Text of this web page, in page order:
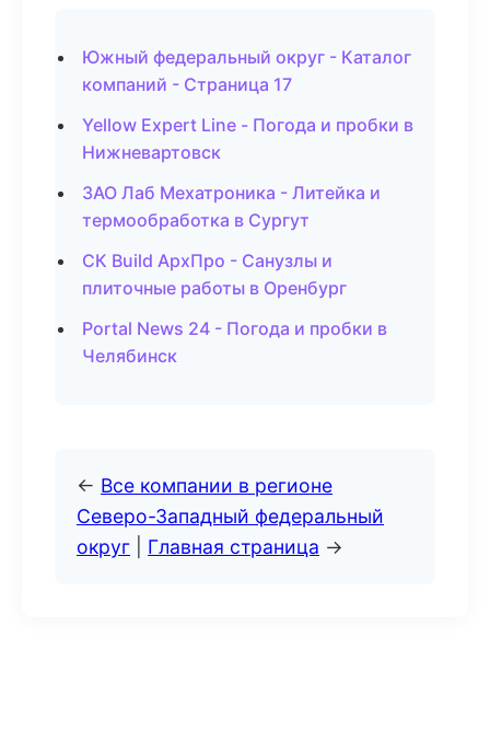
Южный федеральный округ - Каталог
компаний - Страница 17
Yellow Expert Line - Погода и пробки в
Нижневартовск
ЗАО Лаб Мехатроника - Литейка и
термообработка в Сургут
СК Build АрхПро - Санузлы и
плиточные работы в Оренбург
Portal News 24 - Погода и пробки в
Челябинск
← Все компании в регионе
Северо-Западный федеральный
округ
Главная страница →